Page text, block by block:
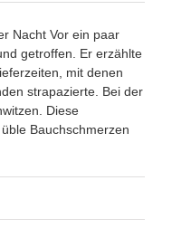
Nacht Vor ein paar
getroffen. Er erzählte
mit denen
strapazierte. Bei der
Diese
Bauchschmerzen